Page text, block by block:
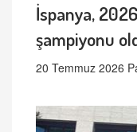
İspanya,
şampiyonu
20 Temmuz 2026